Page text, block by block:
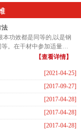
法
本功效都是同等的,以是钢
。在干材中参加适量的
【查看详情】
[2021-04-25]
[2017-09-27]
[2017-04-28]
[2017-04-28]
[2017-04-28]